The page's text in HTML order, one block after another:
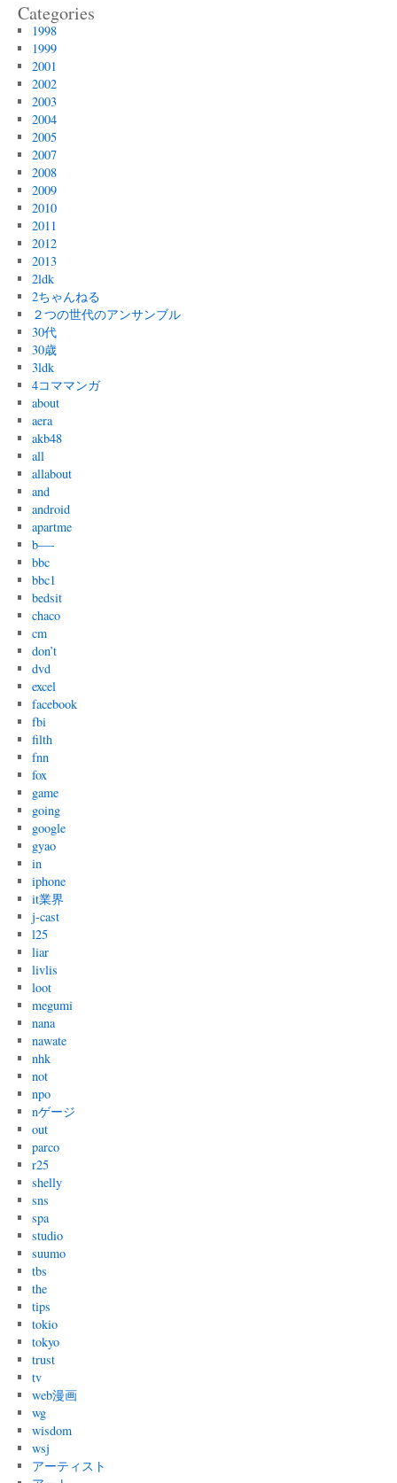
Categories
1998
1999
2001
2002
2003
2004
2005
2007
2008
2009
2010
2011
2012
2013
2ldk
2ちゃんねる
２つの世代のアンサンブル
30代
30歳
3ldk
4コママンガ
about
aera
akb48
all
allabout
and
android
apartme
b—-
bbc
bbc1
bedsit
chaco
cm
don’t
dvd
excel
facebook
fbi
filth
fnn
fox
game
going
google
gyao
in
iphone
it業界
j-cast
l25
liar
livlis
loot
megumi
nana
nawate
nhk
not
npo
nゲージ
out
parco
r25
shelly
sns
spa
studio
suumo
tbs
the
tips
tokio
tokyo
trust
tv
web漫画
wg
wisdom
wsj
アーティスト